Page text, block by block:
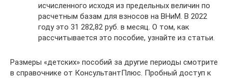
исчисленного исходя из предельных величин по
расчетным базам для взносов на ВНиМ. В 2022
году это 31 282,82 руб. в месяц. О том, как
рассчитывается это пособие, узнайте из статьи.
Размеры «детских» пособий за другие периоды смотрите
в справочнике от КонсультантПлюс. Пробный доступ к